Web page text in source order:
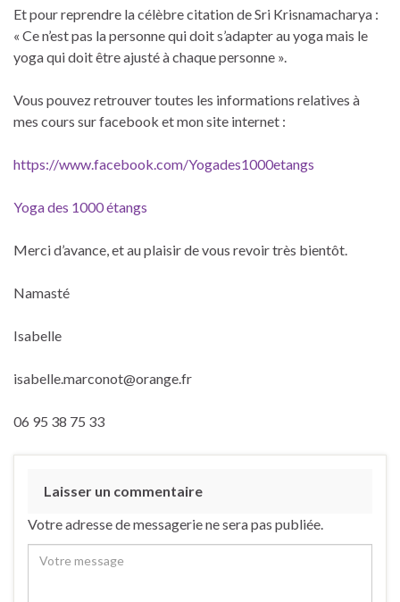
Et pour reprendre la célèbre citation de Sri Krisnamacharya :
« Ce n’est pas la personne qui doit s’adapter au yoga mais le
yoga qui doit être ajusté à chaque personne ».
Vous pouvez retrouver toutes les informations relatives à
mes cours sur facebook et mon site internet :
https://www.facebook.com/Yogades1000etangs
Yoga des 1000 étangs
Merci d’avance, et au plaisir de vous revoir très bientôt.
Namasté
Isabelle
isabelle.marconot@orange.fr
06 95 38 75 33
Laisser un commentaire
Votre adresse de messagerie ne sera pas publiée.